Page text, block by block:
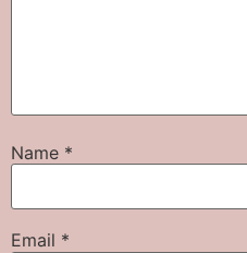
Name *
Email *